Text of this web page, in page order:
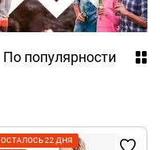
По популярности
ОСТАЛОСЬ 22 ДНЯ